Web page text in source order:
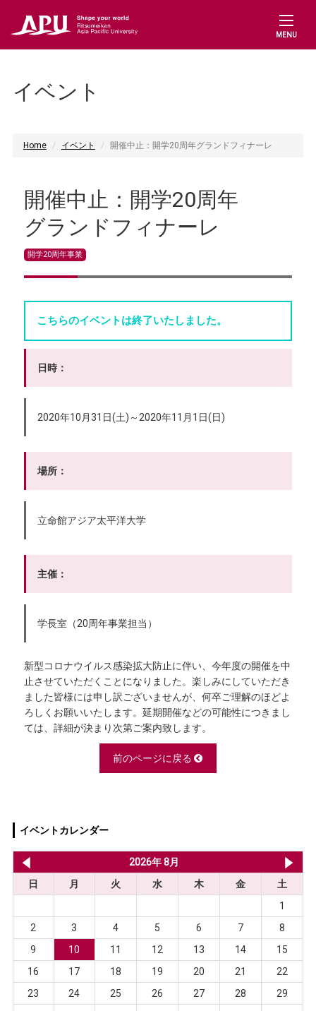
MENU
イベント
Home イベント 開催中止：開学20周年グランドフィナーレ
開催中止：開学20周年
グランドフィナーレ
開学20周年事業
こちらのイベントは終了いたしました。
日時：
2020年10月31日(土)～2020年11月1日(日)
場所：
立命館アジア太平洋大学
主催：
学長室（20周年事業担当）
新型コロナウイルス感染拡大防止に伴い、今年度の開催を中
止させていただくことになりました。楽しみにしていただき
ました皆様には申し訳ございませんが、何卒ご理解のほどよ
ろしくお願いいたします。延期開催などの可能性につきまし
ては、詳細が決まり次第ご案内致します。
前のページに戻る
イベントカレンダー
2026年 8月
日
月 火 水 木 金
土
1
2
3 4 5 6 7
8
9
10 11 12 13 14
15
16
17 18 19 20 21
22
23
24 25 26 27 28
29